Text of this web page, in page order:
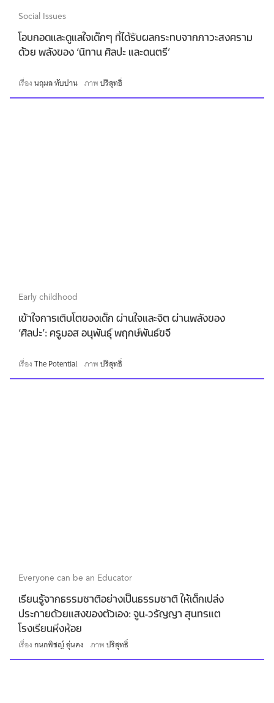
Social Issues
โอบกอดและดูแลใจเด็กๆ ที่ได้รับผลกระทบจากภาวะสงคราม
ด้วย พลังของ ‘นิทาน ศิลปะ และดนตรี’
เรื่องนฤมล ทับปาน ภาพปริสุทธิ์
Early childhood
เข้าใจการเติบโตของเด็ก ผ่านใจและจิต ผ่านพลังของ
‘ศิลปะ’: ครูมอส อนุพันธุ์ พฤกษ์พันธ์ขจี
เรื่องThe Potential ภาพปริสุทธิ์
Everyone can be an Educator
เรียนรู้จากธรรมชาติอย่างเป็นธรรมชาติ ให้เด็กเปล่ง
ประกายด้วยแสงของตัวเอง: จูน-วรัญญา สุนทรแต
โรงเรียนหิ่งห้อย
เรื่องกนกพิชญ์ อุ่นคง ภาพปริสุทธิ์